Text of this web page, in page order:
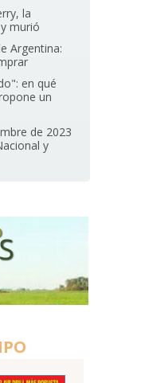
la
murió
Argentina:
en qué
un
de 2023
y